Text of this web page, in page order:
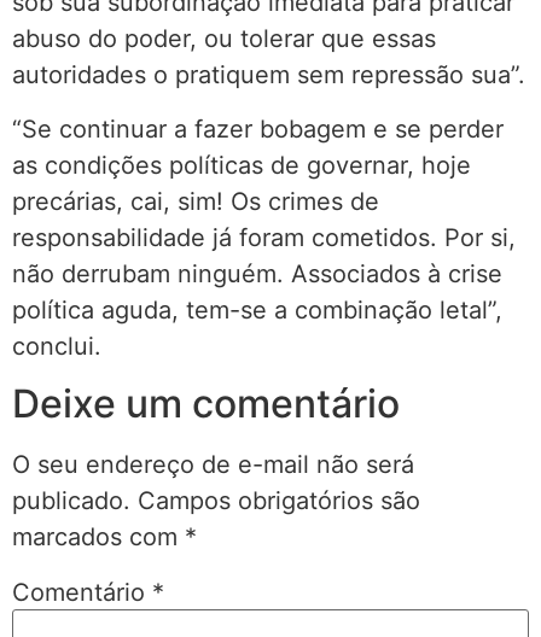
abuso do poder, ou tolerar que essas
autoridades o pratiquem sem repressão sua”.
“Se continuar a fazer bobagem e se perder
as condições políticas de governar, hoje
precárias, cai, sim! Os crimes de
responsabilidade já foram cometidos. Por si,
não derrubam ninguém. Associados à crise
política aguda, tem-se a combinação letal”,
conclui.
Deixe um comentário
O seu endereço de e-mail não será
publicado. Campos obrigatórios são
marcados com *
Comentário *